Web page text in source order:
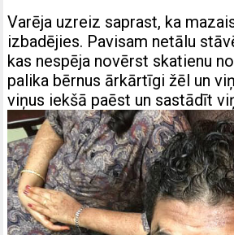
Varēja uzreiz saprast, ka
izbadējies. Pavisam netālu
kas nespēja novērst skatienu
palika bērnus ārkārtīgi žēl un
viņus iekšā paēst un sastādīt